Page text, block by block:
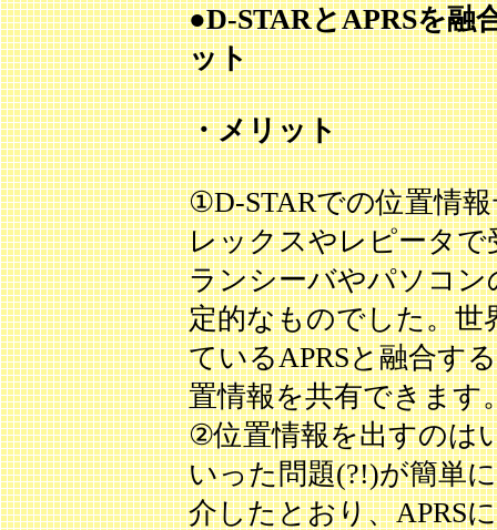
●D-STARとAPRSを融
ット
・メリット
①D-STARでの位置情
レックスやレピータ
ランシーバやパソコ
定的なものでした。世
ているAPRSと融合す
置情報を共有できます
②位置情報を出すのは
いった問題(?!)が簡単
介したとおり、APRS